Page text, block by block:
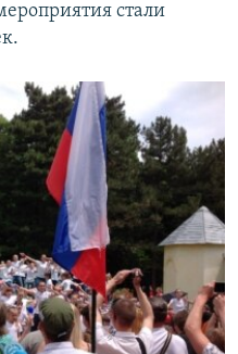
стали